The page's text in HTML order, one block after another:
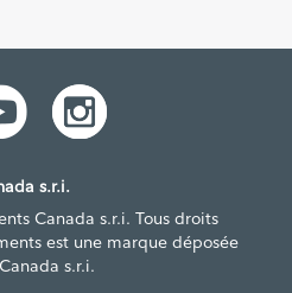
s.r.i.
Canada s.r.i. Tous droits
est une marque déposée
s.r.i.